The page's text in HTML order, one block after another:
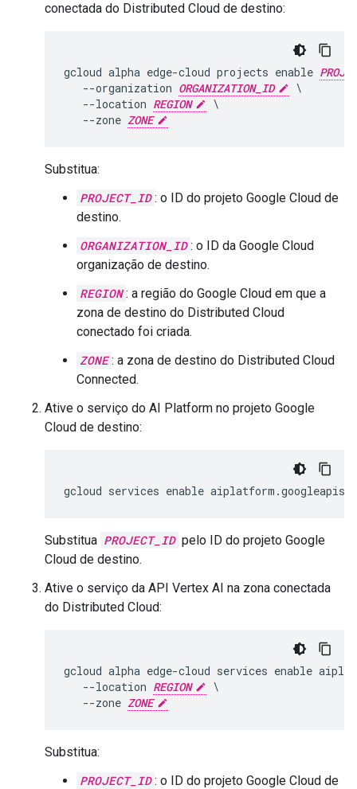
conectada do Distributed Cloud de destino:
gcloud alpha edge-cloud projects enable
   --organization
ORGANIZATION_ID
\
   --location
REGION
\
   --zone
ZONE
Substitua:
PROJECT_ID : o ID do projeto Google Cloud de
destino.
ORGANIZATION_ID : o ID da Google Cloud
organização de destino.
REGION : a região do Google Cloud em que a
zona de destino do Distributed Cloud
conectado foi criada.
ZONE : a zona de destino do Distributed Cloud
Connected.
Ative o serviço do AI Platform no projeto Google
Cloud de destino:
gcloud services enable
Substitua PROJECT_ID pelo ID do projeto Google
Cloud de destino.
Ative o serviço da API Vertex AI na zona conectada
do Distributed Cloud:
gcloud alpha edge-cloud services enable
   --location
REGION
\
   --zone
ZONE
Substitua:
PROJECT_ID : o ID do projeto Google Cloud de